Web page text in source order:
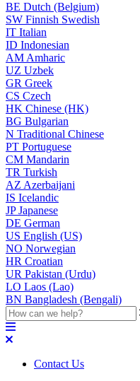
BE Dutch (Belgium)
SW Finnish Swedish
IT Italian
ID Indonesian
AM Amharic
UZ Uzbek
GR Greek
CS Czech
HK Chinese (HK)
BG Bulgarian
N Traditional Chinese
PT Portuguese
CM Mandarin
TR Turkish
AZ Azerbaijani
IS Icelandic
JPJapanese
DE German
US English (US)
NO Norwegian
HR Croatian
UR Pakistan (Urdu)
LO Laos (Lao)
BN Bangladesh (Bengali)
Contact Us